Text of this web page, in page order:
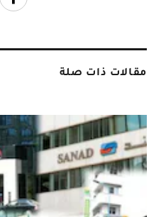
مقالات ذات صلة